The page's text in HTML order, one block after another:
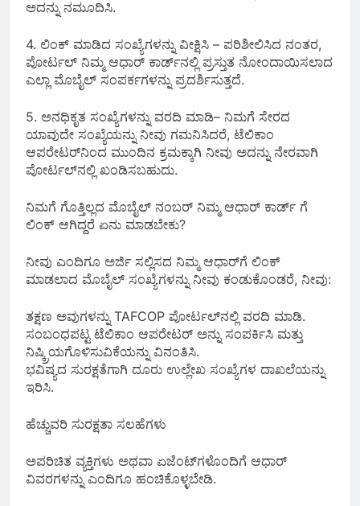
ಅದನ್ನು ನಮೂದಿಸಿ.
4. ಲಿಂಕ್ ಮಾಡಿದ ಸಂಖ್ಯೆಗಳನ್ನು ವೀಕ್ಷಿಸಿ – ಪರಿಶೀಲಿಸಿದ ನಂತರ,
ಪೋರ್ಟಲ್ ನಿಮ್ಮ ಆಧಾರ್ ಕಾರ್ಡ್‌ನಲ್ಲಿ ಪ್ರಸ್ತುತ ನೋಂದಾಯಿಸಲಾದ
ಎಲ್ಲಾ ಮೊಬೈಲ್ ಸಂಪರ್ಕಗಳನ್ನು ಪ್ರದರ್ಶಿಸುತ್ತದೆ.
5. ಅನಧಿಕೃತ ಸಂಖ್ಯೆಗಳನ್ನು ವರದಿ ಮಾಡಿ– ನಿಮಗೆ ಸೇರದ
ಯಾವುದೇ ಸಂಖ್ಯೆಯನ್ನು ನೀವು ಗಮನಿಸಿದರೆ, ಟೆಲಿಕಾಂ
ಆಪರೇಟರ್‌ನಿಂದ ಮುಂದಿನ ಕ್ರಮಕ್ಕಾಗಿ ನೀವು ಅದನ್ನು ನೇರವಾಗಿ
ಪೋರ್ಟಲ್‌ನಲ್ಲಿ ಖಂಡಿಸಬಹುದು.
ನಿಮಗೆ ಗೊತ್ತಿಲ್ಲದ ಮೊಬೈಲ್ ನಂಬರ್ ನಿಮ್ಮ ಆಧಾರ್ ಕಾರ್ಡ್ ಗೆ
ಲಿಂಕ್ ಆಗಿದ್ದರೆ ಏನು ಮಾಡಬೇಕು?
ನೀವು ಎಂದಿಗೂ ಅರ್ಜಿ ಸಲ್ಲಿಸದ ನಿಮ್ಮ ಆಧಾರ್‌ಗೆ ಲಿಂಕ್
ಮಾಡಲಾದ ಮೊಬೈಲ್ ಸಂಖ್ಯೆಗಳನ್ನು ನೀವು ಕಂಡುಕೊಂಡರೆ, ನೀವು:
ತಕ್ಷಣ ಅವುಗಳನ್ನು TAFCOP ಪೋರ್ಟಲ್‌ನಲ್ಲಿ ವರದಿ ಮಾಡಿ.
ಸಂಬಂಧಪಟ್ಟ ಟೆಲಿಕಾಂ ಆಪರೇಟರ್ ಅನ್ನು ಸಂಪರ್ಕಿಸಿ ಮತ್ತು
ನಿಷ್ಕ್ರಿಯಗೊಳಿಸುವಿಕೆಯನ್ನು ವಿನಂತಿಸಿ.
ಭವಿಷ್ಯದ ಸುರಕ್ಷತೆಗಾಗಿ ದೂರು ಉಲ್ಲೇಖ ಸಂಖ್ಯೆಗಳ ದಾಖಲೆಯನ್ನು
ಇರಿಸಿ.
ಹೆಚ್ಚುವರಿ ಸುರಕ್ಷತಾ ಸಲಹೆಗಳು
ಅಪರಿಚಿತ ವ್ಯಕ್ತಿಗಳು ಅಥವಾ ಏಜೆಂಟ್‌ಗಳೊಂದಿಗೆ ಆಧಾರ್
ವಿವರಗಳನ್ನು ಎಂದಿಗೂ ಹಂಚಿಕೊಳ್ಳಬೇಡಿ.